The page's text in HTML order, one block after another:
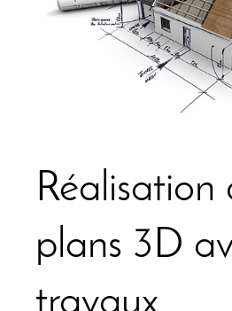
Réalisation
plans 3D